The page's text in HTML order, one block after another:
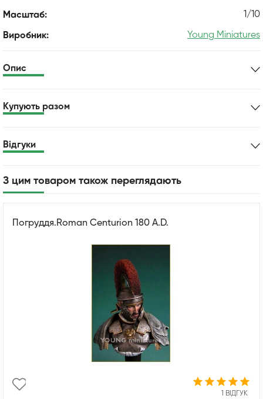
Масштаб: 1/10
Виробник: Young Miniatures
Опис
Купують разом
Відгуки
З цим товаром також переглядають
Погруддя.Roman Centurion 180 A.D.
1 ВІДГУК